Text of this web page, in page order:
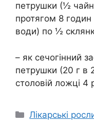
петрушки (½
протягом 8 годин
води) по ½
– як сечогінний
петрушки (20 г в
столовій ложці 4
Категорії
Лікарські